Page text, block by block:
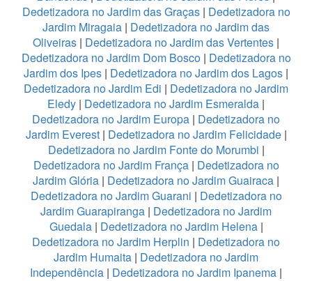
Dedetizadora no Jardim das Graças| Dedetizadora no
Jardim Miragaia | Dedetizadora no Jardim das
Oliveiras | Dedetizadora no Jardim das Vertentes |
Dedetizadora no Jardim Dom Bosco| Dedetizadora no
Jardim dos Ipes | Dedetizadora no Jardim dos Lagos |
Dedetizadora no Jardim Edi | Dedetizadora no Jardim
Eledy | Dedetizadora no Jardim Esmeralda |
Dedetizadora no Jardim Europa | Dedetizadora no
Jardim Everest| Dedetizadora no Jardim Felicidade|
Dedetizadora no Jardim Fonte do Morumbi |
Dedetizadora no Jardim França| Dedetizadora no
Jardim Glória | Dedetizadora no Jardim Guairaca |
Dedetizadora no Jardim Guarani | Dedetizadora no
Jardim Guarapiranga | Dedetizadora no Jardim
Guedala| Dedetizadora no Jardim Helena|
Dedetizadora no Jardim Herplin | Dedetizadora no
Jardim Humaita | Dedetizadora no Jardim
Independência | Dedetizadora no Jardim Ipanema |